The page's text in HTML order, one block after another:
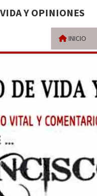
Y OPINIONES
INICIO